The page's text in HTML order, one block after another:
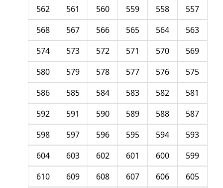
557
558
559
560
561
562
563
564
565
566
567
568
569
570
571
572
573
574
575
576
577
578
579
580
581
582
583
584
585
586
587
588
589
590
591
592
593
594
595
596
597
598
599
600
601
602
603
604
605
606
607
608
609
610